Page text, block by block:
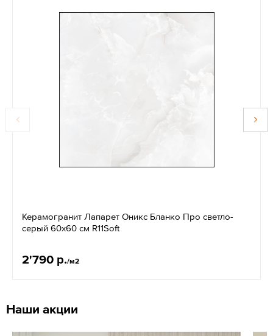
Керамогранит Лапарет Оникс Бланко Про светло-
серый 60x60 см R11Soft
2'790 р./м2
Наши акции